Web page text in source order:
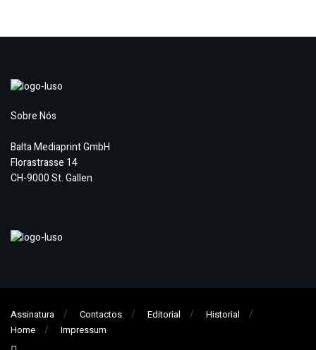
Sobre Nós
Balta Mediaprint GmbH
Florastrasse 14
CH-9000 St. Gallen
Assinatura Contactos Editorial
Historial
Home
Impressum